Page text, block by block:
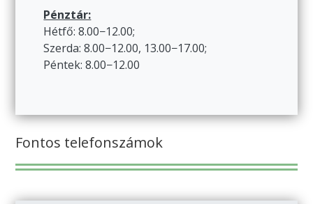
Pénztár:
Hétfő: 8.00−12.00;
Szerda: 8.00−12.00, 13.00−17.00;
Péntek: 8.00−12.00
Fontos telefonszámok